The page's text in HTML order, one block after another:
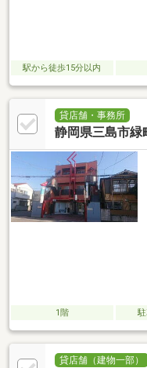
駅から徒歩15分以内
貸店舗・事務所
静岡県三島市緑
1階
貸店舗（建物一部）